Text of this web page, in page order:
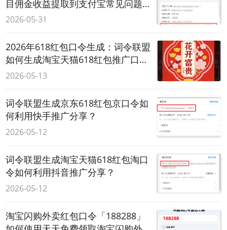
目佣金收益提取到支付宝常见问题
解答
2026-05-31
2026年618红包口令生成：词令联盟
如何生成淘宝天猫618红包推广口
令？
2026-05-13
词令联盟生成京东618红包京口令如
何利用快手推广分享？
2026-05-12
词令联盟生成淘宝天猫618红包淘口
令如何利用抖音推广分享？
2026-05-12
淘宝闪购外卖红包口令「188288」